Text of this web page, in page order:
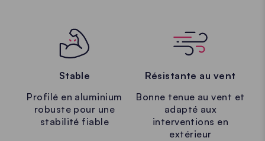
Stable
Profilé en aluminium
robuste pour une
stabilité fiable
Résistante au vent
Bonne tenue au vent et
adapté aux
interventions en
extérieur